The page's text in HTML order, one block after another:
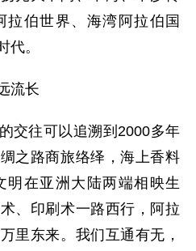
拉伯世界、海湾阿拉伯国
代。
流长
交往可以追溯到2000多年
之路商旅络绎，海上香料
明在亚洲大陆两端相映生
、印刷术一路西行，阿拉
里东来。我们互通有无，